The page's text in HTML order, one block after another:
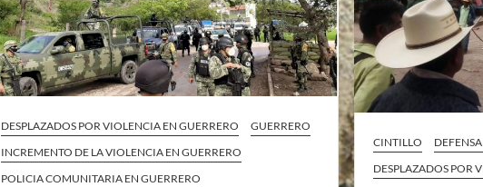
DESPLAZADOS POR VIOLENCIA EN GUERRERO
GUERRERO
INCREMENTO DE LA VIOLENCIA EN GUERRERO
POLICIA COMUNITARIA EN GUERRERO
CINTILLO
DESPLAZADOS POR